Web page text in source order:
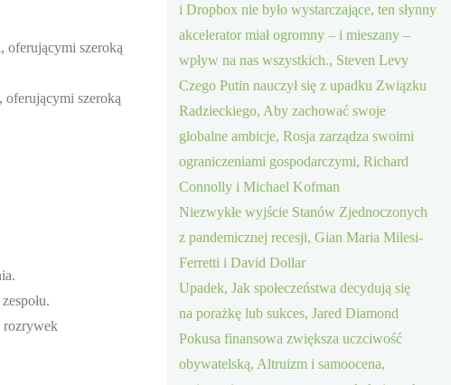
oferującymi szeroką
oferującymi szeroką
rozrywek
i Dropbox nie było wystarczające, ten słynny
akcelerator miał ogromny – i mieszany –
wpływ na nas wszystkich., Steven Levy
Czego Putin nauczył się z upadku Związku
Radzieckiego, Aby zachować swoje
globalne ambicje, Rosja zarządza swoimi
ograniczeniami gospodarczymi, Richard
Connolly i Michael Kofman
Niezwykłe wyjście Stanów Zjednoczonych
z pandemicznej recesji, Gian Maria Milesi-
Ferretti i David Dollar
Upadek, Jak społeczeństwa decydują się
na porażkę lub sukces, Jared Diamond
Pokusa finansowa zwiększa uczciwość
obywatelską, Altruizm i samoocena,